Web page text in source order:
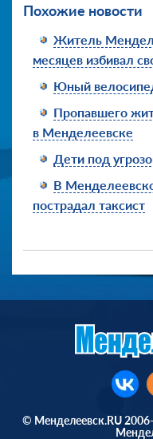
Похожие новости
Житель
месяцев избивал
Юный
Пропавшего
в Менделеевске
Дети под
В
пострадал таксист
© Менделеевск.RU